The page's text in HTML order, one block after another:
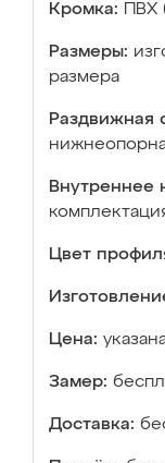
Кромка: ПВХ
Размеры:
размера
Раздвижная
Внутреннее
Цвет
Цена:
Замер:
Доставка: